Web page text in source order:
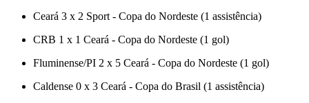
Ceará 3 x 2 Sport - Copa do Nordeste (1 assistência)
CRB 1 x 1 Ceará - Copa do Nordeste (1 gol)
Fluminense/PI 2 x 5 Ceará - Copa do Nordeste (1 gol)
Caldense 0 x 3 Ceará - Copa do Brasil (1 assistência)